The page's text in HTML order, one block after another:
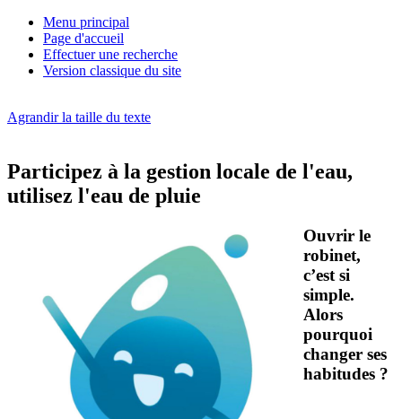
Menu principal
Page d'accueil
Effectuer une recherche
Version classique du site
Agrandir la taille du texte
Participez à la gestion locale de l'eau,
utilisez l'eau de pluie
Ouvrir le
robinet,
c’est si
simple.
Alors
pourquoi
changer ses
habitudes ?